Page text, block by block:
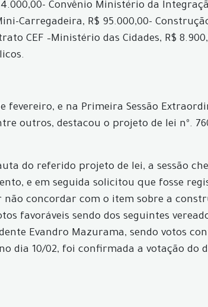
Convênio Ministério da
Carregadeira, R$ 95.000,00-
CEF –Ministério das Cidades, R$
e na Primeira Sessão
outros, destacou o projeto de lei nº.
do referido projeto de lei, a sessão
e em seguida solicitou que fosse
concordar com o item sobre a
favoráveis sendo dos seguintes
Evandro Mazurama, sendo votos
dia 10/02, foi confirmada a votação